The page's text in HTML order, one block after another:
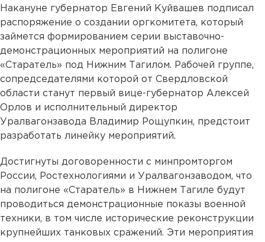
Накануне губернатор Евгений Куйвашев подписал
распоряжение о создании оргкомитета, который
займется формированием серии выставочно-
демонстрационных мероприятий на полигоне
«Старатель» под Нижним Тагилом. Рабочей группе,
сопредседателями которой от Свердловской
области станут первый вице-губернатор Алексей
Орлов и исполнительный директор
Уралвагонзавода Владимир Рощупкин, предстоит
разработать линейку мероприятий.
Достигнуты договоренности с минпромторгом
России, Ростехнологиями и Уралвагонзаводом, что
на полигоне «Старатель» в Нижнем Тагиле будут
проводиться демонстрационные показы военной
техники, в том числе исторические реконструкции
крупнейших танковых сражений. Эти мероприятия